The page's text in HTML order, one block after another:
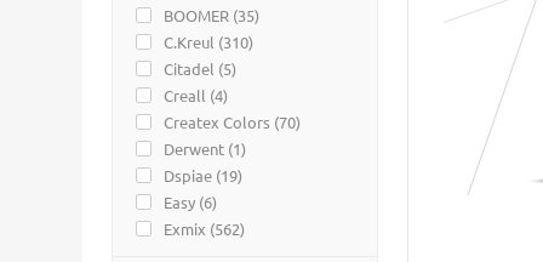
BOOMER (35)
C.Kreul (310)
Citadel (5)
Creall (4)
Createx Colors (70)
Derwent (1)
Dspiae (19)
Easy (6)
Exmix (562)